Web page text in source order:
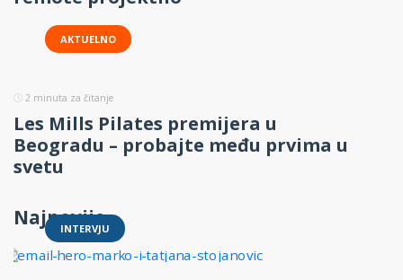
AKTUELNO
2 minuta za čitanje
Les Mills Pilates premijera u
Beogradu – probajte među prvima u
svetu
Najnovije
INTERVJU